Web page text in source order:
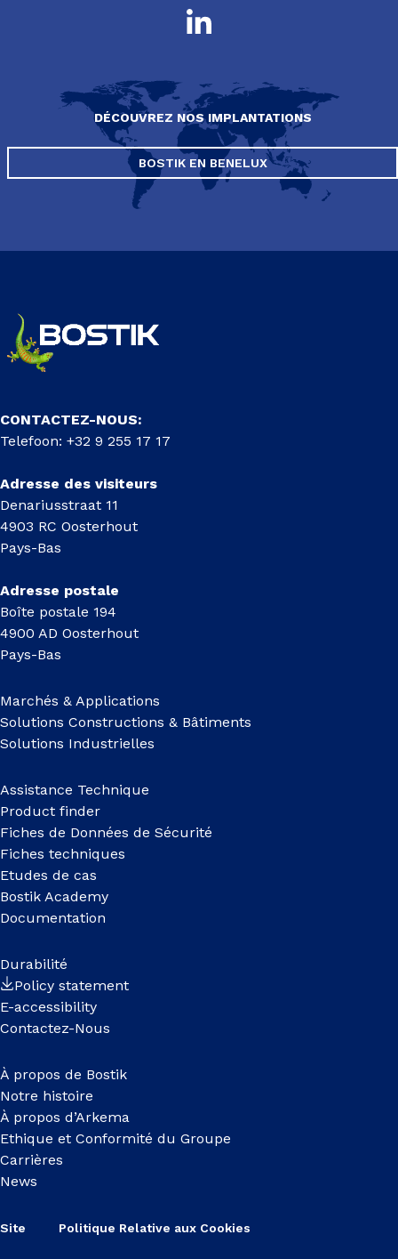
DÉCOUVREZ NOS IMPLANTATIONS
BOSTIK EN BENELUX
CONTACTEZ-NOUS:
Telefoon: +32 9 255 17 17
Adresse des visiteurs
Denariusstraat 11
4903 RC Oosterhout
Pays-Bas
Adresse postale
Boîte postale 194
4900 AD Oosterhout
Pays-Bas
Marchés & Applications
Solutions Constructions & Bâtiments
Solutions Industrielles
Assistance Technique
Product finder
Fiches de Données de Sécurité
Fiches techniques
Etudes de cas
Bostik Academy
Documentation
Durabilité
Policy statement
E-accessibility
Contactez-Nous
À propos de Bostik
Notre histoire
À propos d’Arkema
Ethique et Conformité du Groupe
Carrières
News
Site Politique Relative aux Cookies